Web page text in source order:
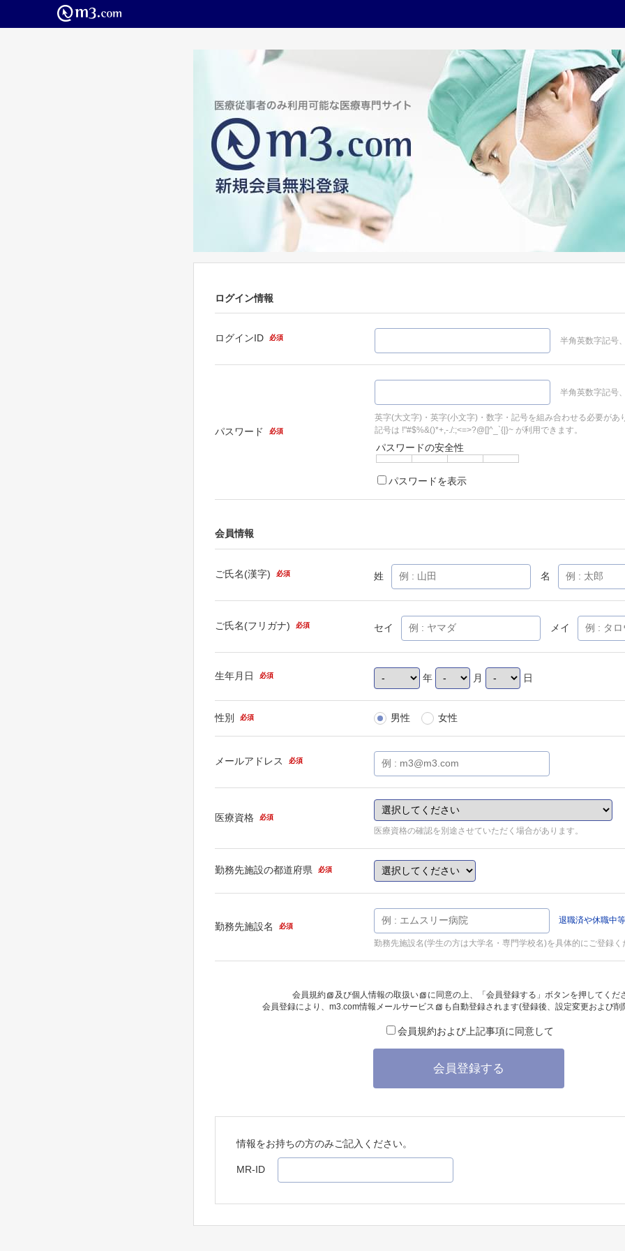
ログイン情報
ログインID 必須 半角英数字記号
パスワード 必須
半角英数字記号
英字(大文字)・英字(小文字)・数字・記号を組み合わせる必要があ
記号は !"#$%&()*+,-./:;<=>?@[]^_`{|}~ が利用できます。
パスワードの安全性
パスワードを表示
会員情報
ご氏名(漢字) 必須 姓 名
ご氏名(フリガナ) 必須 セイ メイ
生年月日 必須 年 月 日
性別 必須 男性 女性
メールアドレス 必須
医療資格 必須
医療資格の確認を別途させていただく場合があります。
勤務先施設の都道府県 必須
勤務先施設名 必須
退職済や休職中
勤務先施設名(学生の方は大学名・専門学校名)を具体的にご登録く
会員規約 及び個人情報の取扱い
に同意の上、「会員登録する」ボタンを押してくだ
会員登録により、 m3.com情報メールサービス も自動登録されます(登録後、設定変更および
会員規約および上記事項に同意して
会員登録する
情報をお持ちの方のみご記入ください。
MR-ID